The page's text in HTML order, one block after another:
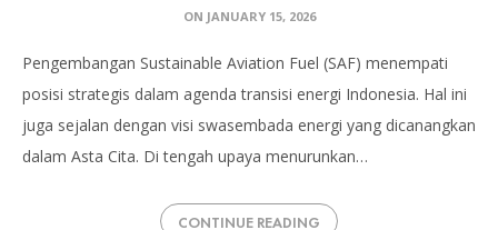
ON JANUARY 15, 2026
Pengembangan Sustainable Aviation Fuel (SAF) menempati
posisi strategis dalam agenda transisi energi Indonesia. Hal ini
juga sejalan dengan visi swasembada energi yang dicanangkan
dalam Asta Cita. Di tengah upaya menurunkan…
CONTINUE READING